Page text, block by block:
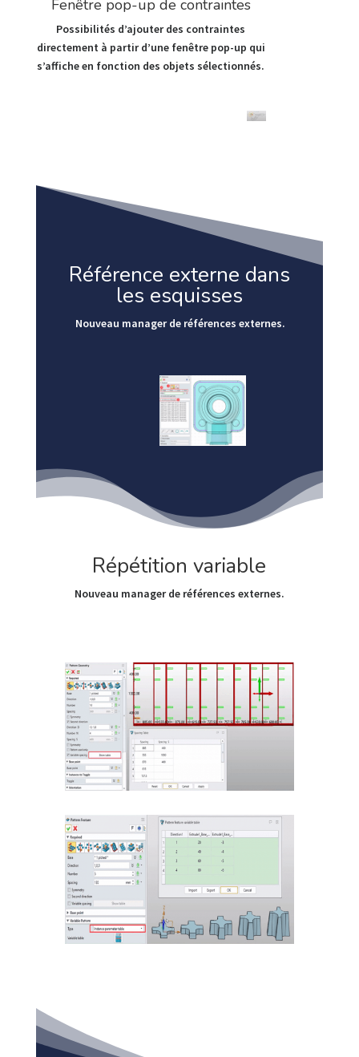
Fenêtre pop-up de contraintes
Possibilités d’ajouter des contraintes
directement à partir d’une fenêtre pop-up qui
s’affiche en fonction des objets sélectionnés.
Référence externe dans
les esquisses
Nouveau manager de références externes.
Répétition variable
Nouveau manager de références externes.